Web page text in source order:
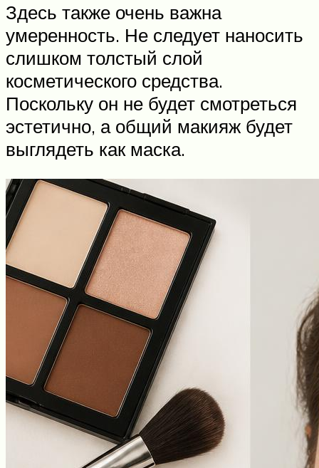
Здесь также очень важна
умеренность. Не следует наносить
слишком толстый слой
косметического средства.
Поскольку он не будет смотреться
эстетично, а общий макияж будет
выглядеть как маска.